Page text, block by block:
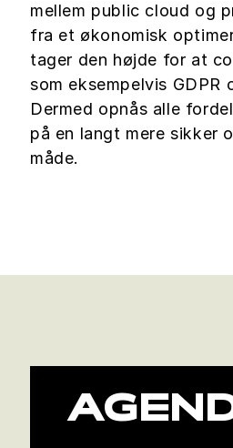
mellem public cloud og
fra et økonomisk
tager den højde for at
som eksempelvis GDPR
Dermed opnås alle
på en langt mere sikker
måde.